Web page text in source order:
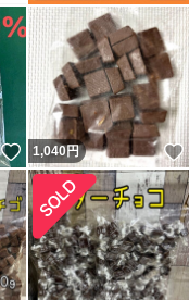
いいね！
1,040円